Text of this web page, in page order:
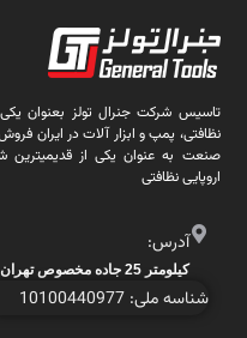
تاسیس شرکت جنرال تولز بعنوان یکی
نظافتی، پمپ و ابزار آلات در ایران
صنعت به عنوان یکی از قدیمیترین
اروپایی نظافتی
آدرس:
کیلومتر 25 جاده مخصوص تهران- کرج، گرمدره، شرکت جنرال تولز
شناسه ملی: 10100440977